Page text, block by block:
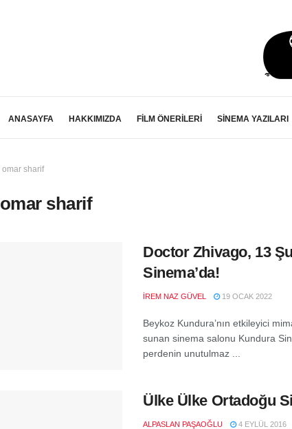
ANASAYFA HAKKIMIZDA FİLM ÖNERİLERİ SİNEMA YAZILARI
omar sharif
omar sharif
Doctor Zhivago, 13
Sinema’da!
İREM NAZ GÜVEL 19 OCAK 2022
Beykoz Kundura’nın etkileyici
sunan sinema salonu Kundura
perdenin unutulmaz ...
Ülke Ülke Ortadoğu
ALPASLAN PAŞAOĞLU 4 EYLÜL 2016